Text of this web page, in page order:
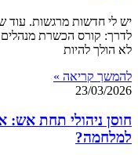
יש לי חדשות מרגשות. עוד
לדרך: קורס הכשרת מנהלים
לא הולך להיות
להמשך קריאה »
23/03/2026
חוסן ניהולי תחת אש:
למלחמה?